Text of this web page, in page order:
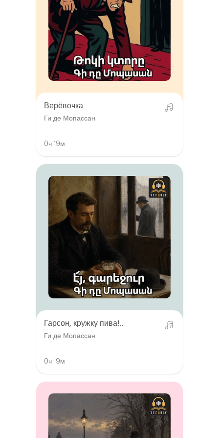
Верёвочка
Ги де Мопассан
0ч 19м
Гарсон, кружку пива!..
Ги де Мопассан
0ч 19м